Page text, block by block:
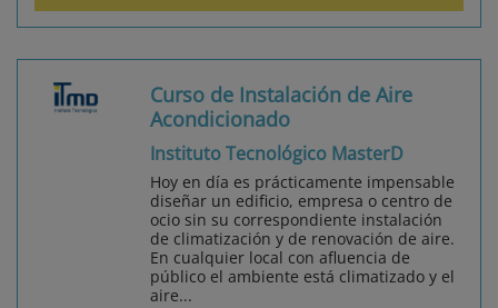
Curso de Instalación de Aire
Acondicionado
Instituto Tecnológico MasterD
Hoy en día es prácticamente impensable
diseñar un edificio, empresa o centro de
ocio sin su correspondiente instalación
de climatización y de renovación de aire.
En cualquier local con afluencia de
público el ambiente está climatizado y el
aire...